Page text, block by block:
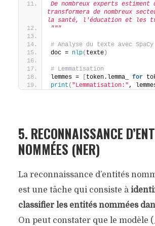
De nombreux experts
transformera de nombreux
la santé, l'éducation et les
"""
# Analyse du texte avec SpaCy
doc = nlp( texte)
# Lemmatisation
lemmes =
token.lemma_ for
print ( "Lemmatisation:",
5. RECONNAISSANCE
NOMMÉES (NER)
La reconnaissance d’entités
est une tâche qui consiste à
classifier les entités nommées
On peut constater que le modèle